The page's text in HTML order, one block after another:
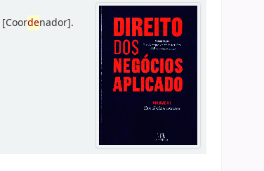
[Coordenador].